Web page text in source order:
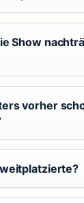
Show
vorher